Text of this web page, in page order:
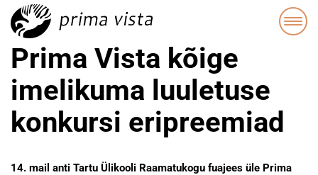
Prima Vista kõige
imelikuma luuletuse
konkursi eripreemiad
14. mail anti Tartu Ülikooli Raamatukogu fuajees üle Prima